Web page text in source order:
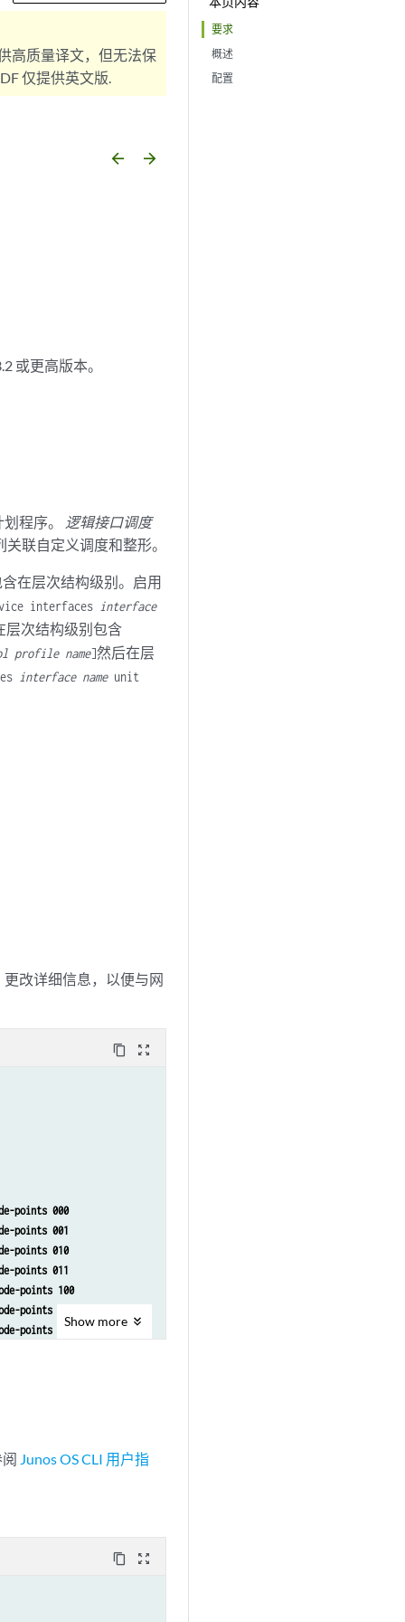
要求
概述
配置
高质量译文，但无法保
仅提供英文版.
arrow_backward arrow_forward
或更高版本。
程序。
逻辑接口调度
联自定义调度和整形。
在层次结构级别。启用
interfaces interface
层次结构级别包含
profile name]然后在层
interface nameunit
改详细信息，以便与网
content_copy zoom_out_map
points 000
points 001
points 010
points 011
points 100
points 101
points 110
Show more
Junos OS CLI 用户指
content_copy zoom_out_map